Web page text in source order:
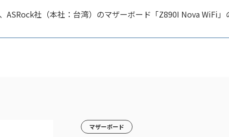
社（本社：台湾）のマザーボード「Z890I Nova WiFi」
マザーボード